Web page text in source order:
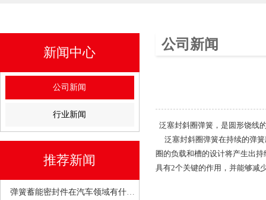
新闻中心
公司新闻
行业新闻
推荐新闻
弹簧蓄能密封件在汽车领域有什么优势？
公司新闻
泛塞封斜圈弹簧，是圆形饶线
泛塞封斜圈弹簧在持续的弹簧
圈的负载和槽的设计将产生出
具有2个关键的作用，并能够减